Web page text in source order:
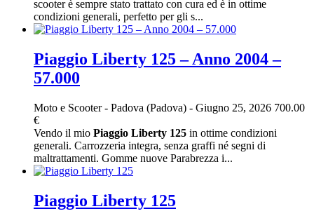
scooter è sempre stato trattato con cura ed è in ottime
condizioni generali, perfetto per gli s...
Piaggio Liberty 125 – Anno 2004 –
57.000
Moto e Scooter- Padova (Padova) - Giugno 25, 2026 700.00
€
Vendo il mio Piaggio Liberty 125 in ottime condizioni
generali. Carrozzeria integra, senza graffi né segni di
maltrattamenti. Gomme nuove Parabrezza i...
Piaggio Liberty 125